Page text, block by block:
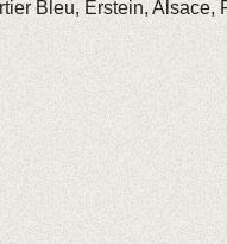
Bleu, Erstein, Alsace,